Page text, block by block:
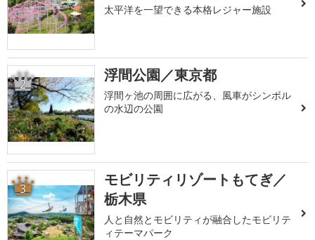
太平洋を一望できる本格レジャー施設
2 浮間公園／東京都
浮間ヶ池の周囲に広がる、風車がシンボル
の水辺の公園
3
モビリティリゾートもてぎ／
栃木県
人と自然とモビリティが融合したモビリテ
ィテーマパーク